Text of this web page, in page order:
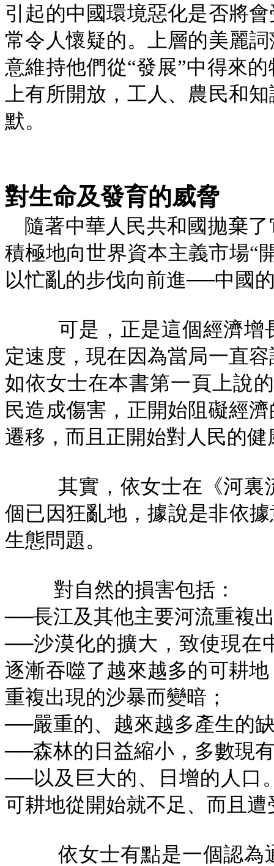
引起的中國環境惡化是否將
常令人懷疑的。上層的美麗
意維持他們從“發展”中得來
上有所開放，工人、農民和
默。
對生命及發育的威脅
隨著中華人民共和國拋棄
積極地向世界資本主義市場“
以忙亂的步伐向前進──中國
可是，正是這個經濟增
定速度，現在因為當局一直
如依女士在本書第一頁上說
民造成傷害，正開始阻礙經
遷移，而且正開始對人民的
其實，依女士在《河裏
個已因狂亂地，據說是非依
生態問題。
對自然的損害包括：
──長江及其他主要河流重複
──沙漠化的擴大，致使現在
逐漸吞噬了越來越多的可耕
重複出現的沙暴而變暗；
──嚴重的、越來越多產生的
──森林的日益縮小，多數現
──以及巨大的、日增的人口
可耕地從開始就不足、而且
依女士有點是一個認為